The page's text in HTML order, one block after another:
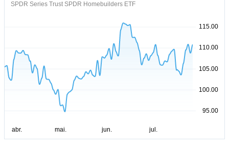
SPDR Series Trust SPDR Homebuilders ETF